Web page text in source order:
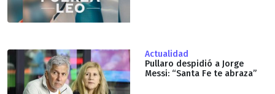
Actualidad
Pullaro despidió a Jorge
Messi: “Santa Fe te abraza”